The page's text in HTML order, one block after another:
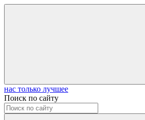
нас только лучшее
Поиск по сайту